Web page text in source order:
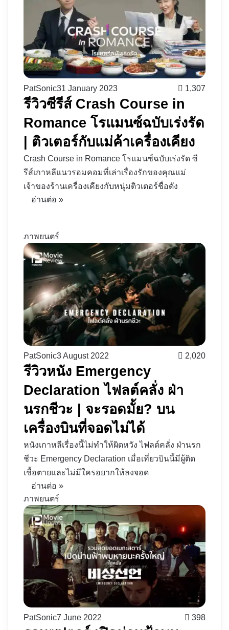
PatSonic31 January 2023 1,307
รีวิวซีรีส์ Crash Course in
Romance โรแมนซ์ฉบับเร่งรัด
| ติวเตอร์กับแม่ค้าเครื่องเคียง
Crash Course in Romance โรแมนซ์ฉบับเร่งรัด ซี
รีส์เกาหลีแนวรอมคอมที่เล่าเรื่องรักของคุณแม่
เจ้าของร้านเครื่องเคียงกับหนุ่มติวเตอร์ชื่อดัง
อ่านต่อ »
ภาพยนตร์
PatSonic3 August 2022 2,020
รีวิวหนัง Emergency
Declaration ไฟลต์คลั่ง ฝ่า
นรกชีวะ | จะรอดมั้ย? บน
เครื่องบินที่จอดไม่ได้
หนังเกาหลีเรื่องนี้ไม่ทำให้ผิดหวัง ไฟลต์คลั่ง ฝ่านรก
ชีวะ Emergency Declaration เมื่อเที่ยวบินนี้มีผู้ติด
เชื้อตายและไม่มีใครอยากให้ลงจอด
อ่านต่อ »
ภาพยนตร์
PatSonic7 June 2022 398